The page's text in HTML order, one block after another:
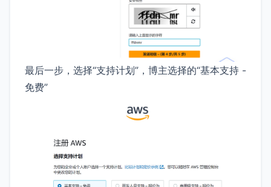
最后一步，选择“支持计划”，博主选择的“基本支持 -
免费”